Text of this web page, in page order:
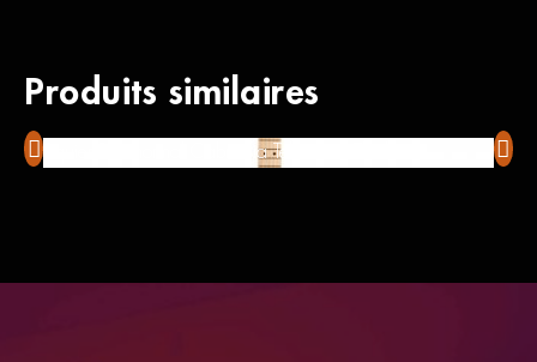
Produits similaires
Squier Paranormal Cabronita Telecaster Thinline